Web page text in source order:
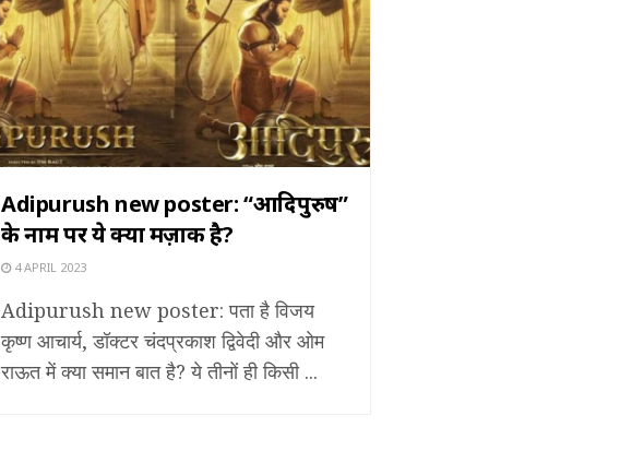
Adipurush new poster: “आदिपुरुष”
के नाम पर ये क्या मज़ाक है?
4 APRIL 2023
Adipurush new poster: पता है विजय
कृष्ण आचार्य, डॉक्टर चंदप्रकाश द्विवेदी और ओम
राऊत में क्या समान बात है? ये तीनों ही किसी ...